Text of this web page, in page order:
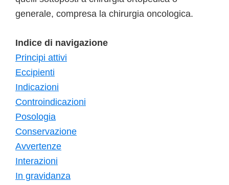
generale, compresa la chirurgia oncologica.
Indice di navigazione
Principi attivi
Eccipienti
Indicazioni
Controindicazioni
Posologia
Conservazione
Avvertenze
Interazioni
In gravidanza